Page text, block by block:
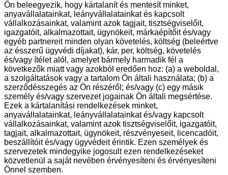
Ön beleegyezik, hogy kártalanít és mentesít minket,
anyavállalatainkat, leányvállalatainkat és kapcsolt
vállalkozásainkat, valamint azok tagjait, tisztségviselőit,
igazgatóit, alkalmazottait, ügynökeit, márkaépítőit és/vagy
egyéb partnereit minden olyan követelés, költség (beleértve
az ésszerű ügyvédi díjakat), kár, per, költség, követelés
és/vagy ítélet alól, amelyet bármely harmadik fél a
következők miatt vagy azokból eredően hoz: (a) a weboldal,
a szolgáltatások vagy a tartalom Ön általi használata; (b) a
szerződésszegés az Ön részéről; és/vagy (c) egy másik
személy és/vagy szervezet jogainak Ön általi megsértése.
Ezek a kártalanítási rendelkezések minket,
anyavállalatainkat, leányvállalatainkat és/vagy kapcsolt
vállalkozásainkat, valamint azok tisztségviselőit, igazgatóit,
tagjait, alkalmazottait, ügynökeit, részvényeseit, licencadóit,
beszállítóit és/vagy ügyvédeit érintik. Ezen személyek és
szervezetek mindegyike jogosult ezen rendelkezéseket
közvetlenül a saját nevében érvényesíteni és érvényesíteni
Önnel szemben.